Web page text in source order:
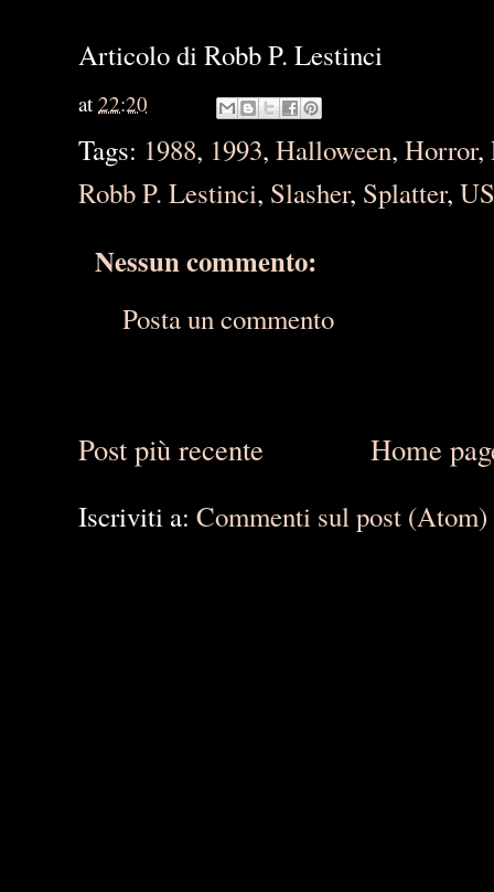
Articolo di Robb P. Lestinci
at22:20
Tags: 1988, 1993,Halloween,Horror,
Robb P. Lestinci, Slasher, Splatter,
Nessun commento:
Posta un commento
Post più recente Home
Iscriviti a:Commenti sul post (Atom)